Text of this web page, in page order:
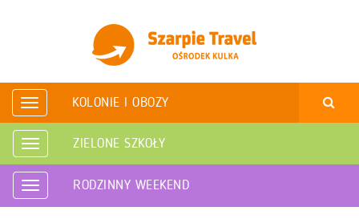
Rozwiń
nawigację
KOLONIE I OBOZY
Rozwiń
nawigację
ZIELONE SZKOŁY
Rozwiń
nawigację
RODZINNY WEEKEND